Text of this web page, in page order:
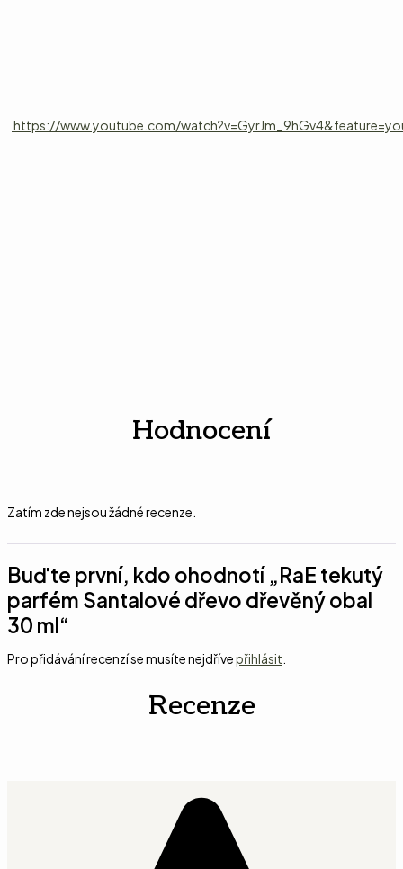
https://www.youtube.com/
Hodnocení
Zatím zde nejsou žádné recenze.
Buďte první, kdo ohodnotí „RaE tekutý
parfém Santalové dřevo dřevěný obal
30 ml“
Pro přidávání recenzí se musíte nejdřívepřihlásit
Recenze